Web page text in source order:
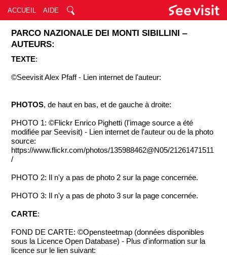
ACCUEIL AIDE
PARCO NAZIONALE DEI MONTI SIBILLINI ‒
AUTEURS:
TEXTE:
©Seevisit Alex Pfaff - Lien internet de l'auteur:
PHOTOS, de haut en bas, et de gauche à droite:
PHOTO 1: ©Flickr Enrico Pighetti (l'image source a été
modifiée par Seevisit) - Lien internet de l'auteur ou de la photo
source:
https://www.flickr.com/photos/135988462@N05/21261471511
/
PHOTO 2: Il n'y a pas de photo 2 sur la page concernée.
PHOTO 3: Il n'y a pas de photo 3 sur la page concernée.
CARTE:
FOND DE CARTE: ©Opensteetmap (données disponibles
sous la Licence Open Database) - Plus d'information sur la
licence sur le lien suivant: